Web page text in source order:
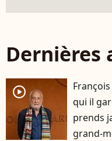
Dernières
player2
qui il
prends
grand-